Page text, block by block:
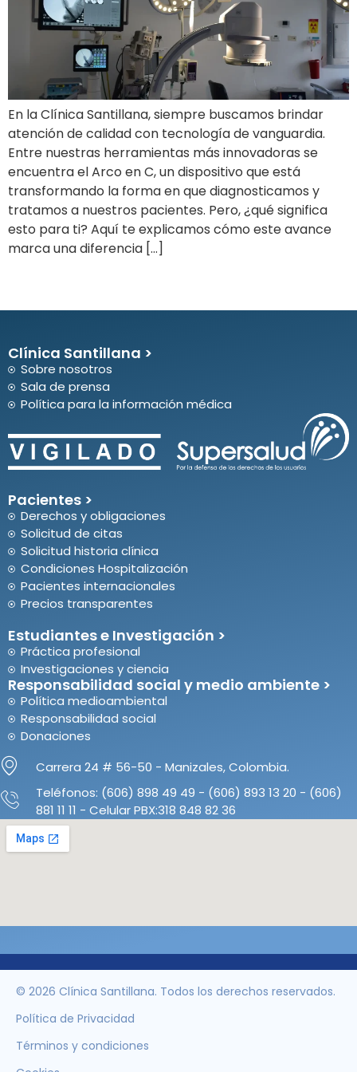
En la Clínica Santillana, siempre buscamos brindar
atención de calidad con tecnología de vanguardia.
Entre nuestras herramientas más innovadoras se
encuentra el Arco en C, un dispositivo que está
transformando la forma en que diagnosticamos y
tratamos a nuestros pacientes. Pero, ¿qué significa
esto para ti? Aquí te explicamos cómo este avance
marca una diferencia […]
Clínica Santillana >
Sobre nosotros
Sala de prensa
Política para la información médica
Pacientes >
Derechos y obligaciones
Solicitud de citas
Solicitud historia clínica
Condiciones Hospitalización
Pacientes internacionales
Precios transparentes
Estudiantes e Investigación >
Práctica profesional
Investigaciones y ciencia
Responsabilidad social y medio ambiente >
Política medioambiental
Responsabilidad social
Donaciones
Carrera 24 # 56-50 - Manizales, Colombia.
Teléfonos: (606) 898 49 49 - (606) 893 13 20 - (606)
881 11 11 - Celular PBX:318 848 82 36
© 2026 Clínica Santillana. Todos los derechos reservados.
Política de Privacidad
Términos y condiciones